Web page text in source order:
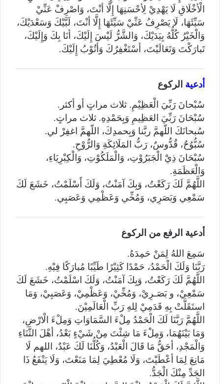
الْأخْلَاقِ لَا يَهْدِيْ لِأحْسَنِهَا إِلَّا أنْتَ، وَاصْرِفْ عَنِّيْ
سَيِّئَهَا، لَا يَصْرِفُ عَنِّيْ سَيِّئَهَا إِلَّا أنْتَ، لَبَّيْكَ وَسَعْدَيْكَ،
وَالْخَيْرُ كُلُّهُ بِيَدَيْكَ، وَالشَّرُّ لَيْسَ إِلَيْكَ، أنَا بِكَ وَإِلَيْكَ،
تَبارَكْتَ وَتَعَالَيْتَ، أسْتَغْفِرُكَ وَأتُوْبُ إِلَيْكَ.
أدعية الركوع
سُبْحانَ رَبِّيَ الْعَظِيْمِ. ثلاث مراتٍ أو أكثر.
سُبْحَانَ رَبِّيَ العَظِيمِ وَبِحَمْدِهِ. ثلاث مراتٍ.
سُبحانَكَ اللّهمَّ ربَّنا وَبِحمدِكَ، اللّهمَّ اغفِرْ لي.
سُبُّوُحٌ، قُدُّوسٌ، رَبُّ المَلَائِكَةِ وَالرُّوْحِ.
سُبْحَانَ ذِيْ الْجَبَرُوْتِ، وَالْمَلَكُوْتِ، وَالْكِبْرِيَاءِ،
وَالْعَظَمَةِ.
اللَّهُمَّ لَكَ رَكَعْتُ، وَبِكَ آمَنْتُ، وَلَكَ أَسْلَمْتُ، خَشَعَ لَكَ
سَمْعِي وَبَصَرِي، وَمُخِّي وَعَظْمِي وَعَصَبِي.
أدعية الرفع من الركوع
سَمِعَ اللهُ لِمَنْ حَمِدَهُ.
رَبَّنَا وَلَكَ الْحَمْدُ، حَمْدًا كَثِيْرًا طَيِّبًا مُبارَكًا فِيْهِ.
اللَّهُمَّ لَكَ رَكَعْتُ، وَبِكَ آمَنْتُ، وَلَكَ اسْلَمْتُ، خَشَعَ لَكَ
سَمْعِيْ، و بَصَـرِيْ، وَمُخِّيْ، وَعَظْمِيْ، وَعَصَبِيْ، وَمَا
استَقَلَّتْ بِهِ قَدَمِيْ لِلهِ رَبِّ الْعَالَمِيْنَ.
اللَّهُمَّ رَبَّنَا لَكَ الْحَمْدُ مِلْءَ السَّمَاوَاتِ وَمِلْءَ الْارْضِ،
وَمَا بَيْنَهُمَا، وَمِلْءَ مَا شِئْتَ مِنْ شَيْءٍ بَعْدُ، أهْلَ الثَّنَاءِ
وَالْمَجْدِ، أحَقُّ مَا قَالَ الْعَبْدُ، وَكُلُّنَا لَكَ عَبْدٌ، اللهم لَا
مَانِعَ لِمَا أعْطَيْتَ، وَلَا مُعْطِيَ لِمَا مَنَعْتَ، وَلَا يَنْفَعُ ذَا
الجَدِّ مِنْكَ الْجَدُّ.